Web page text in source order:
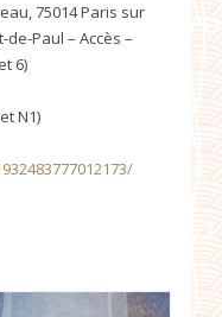
75014 Paris sur
de-Paul – Accès –
6)
N1)